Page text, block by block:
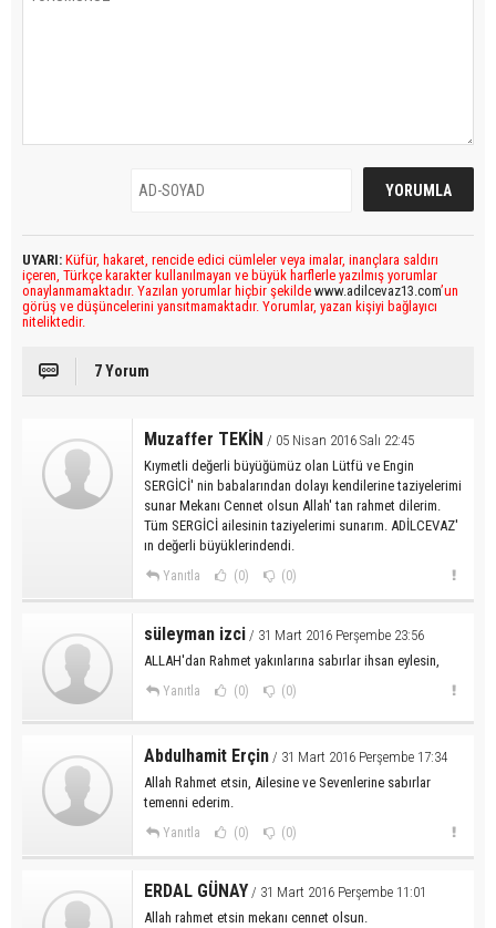
UYARI: Küfür, hakaret, rencide edici cümleler veya imalar, inançlara saldırı
içeren, Türkçe karakter kullanılmayan ve büyük harflerle yazılmış yorumlar
onaylanmamaktadır. Yazılan yorumlar hiçbir şekilde www.adilcevaz13.com’un
görüş ve düşüncelerini yansıtmamaktadır. Yorumlar, yazan kişiyi bağlayıcı
niteliktedir.
7 Yorum
Muzaffer TEKİN / 05 Nisan 2016 Salı 22:45
Kıymetli değerli büyüğümüz olan Lütfü ve Engin
SERGİCİ' nin babalarından dolayı kendilerine taziyelerimi
sunar Mekanı Cennet olsun Allah' tan rahmet dilerim.
Tüm SERGİCİ ailesinin taziyelerimi sunarım. ADİLCEVAZ'
ın değerli büyüklerindendi.
Yanıtla (0) (0)
süleyman izci / 31 Mart 2016 Perşembe 23:56
ALLAH'dan Rahmet yakınlarına sabırlar ihsan eylesin,
Yanıtla (0) (0)
Abdulhamit Erçin / 31 Mart 2016 Perşembe 17:34
Allah Rahmet etsin, Ailesine ve Sevenlerine sabırlar
temenni ederim.
Yanıtla (0) (0)
ERDAL GÜNAY / 31 Mart 2016 Perşembe 11:01
Allah rahmet etsin mekanı cennet olsun.